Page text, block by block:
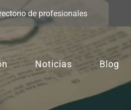
de profesionales
Noticias Blog